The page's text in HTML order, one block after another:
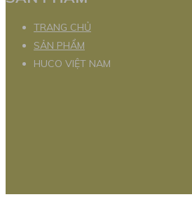
TRANG CHỦ
SẢN PHẨM
HUCO VIỆT NAM